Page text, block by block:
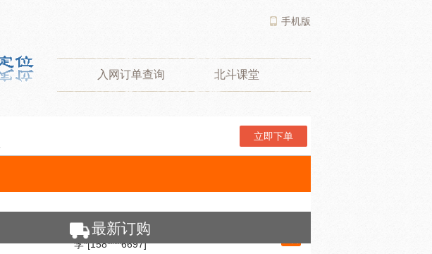
手机版
入网订单查询 北斗课堂
立即下单
最新订购
李*[158****6697]
货车驾驶员身份识别卡（驾驶人信息卡） - 顺